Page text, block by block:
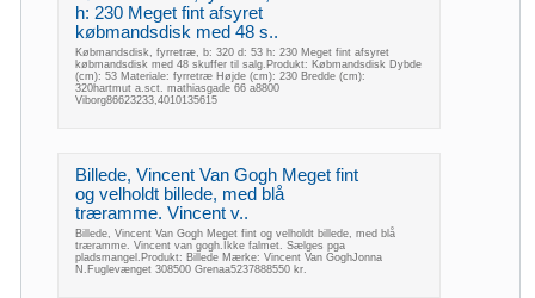
h: 230 Meget fint afsyret
købmandsdisk med 48 s..
Købmandsdisk, fyrretræ, b: 320 d: 53 h: 230 Meget fint afsyret
købmandsdisk med 48 skuffer til salg.Produkt: Købmandsdisk Dybde
(cm): 53 Materiale: fyrretræ Højde (cm): 230 Bredde (cm):
320hartmut a.sct. mathiasgade 66 a8800
Viborg86623233,4010135615
Billede, Vincent Van Gogh Meget fint
og velholdt billede, med blå
træramme. Vincent v..
Billede, Vincent Van Gogh Meget fint og velholdt billede, med blå
træramme. Vincent van gogh.Ikke falmet. Sælges pga
pladsmangel.Produkt: Billede Mærke: Vincent Van GoghJonna
N.Fuglevænget 308500 Grenaa5237888550 kr.